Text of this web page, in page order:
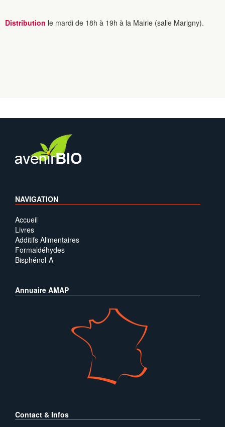
Distribution le mardi de 18h à 19h à la Mairie (salle Marigny).
NAVIGATION
Accueil
Livres
Additifs Alimentaires
Formaldéhydes
Bisphénol-A
Annuaire AMAP
Contact & Infos